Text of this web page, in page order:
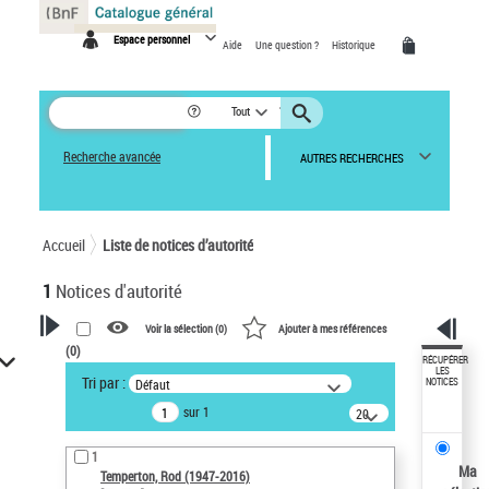
Espace personnel Aide Une question ? Historique
Tout
Recherche avancée AUTRES RECHERCHES
Accueil Liste de notices d’autorité
1 Notices d'autorité
VOTRE RECHERCHE
Recherche avancée dans les
notices d’autorité
Œuvres liées à l'auteur :
Temperton, Rod (1947-2016)
Voir la sélection (0) Ajouter à mes références
(0)
Tri par : Défaut
sur 1
20
résultats/page
1
Temperton, Rod (1947-2016)
RÉCUPÉRER
LES
NOTICES
Ma
Panneau de gestion des cookies